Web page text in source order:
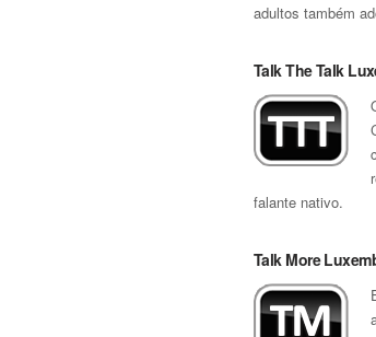
adultos também
Talk The Talk
falante nativo.
Talk More